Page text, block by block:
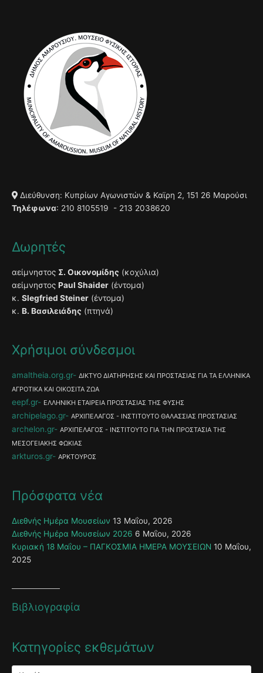
Διεύθυνση: Κυπρίων Αγωνιστών & Καϊρη 2, 151 26 Μαρούσι
Τηλέφωνα: 210 8105519 - 213 2038620
Δωρητές
αείμνηστος Σ. Οικονομίδης (κοχύλια)
αείμνηστος Paul Shaider (έντομα)
κ. Slegfried Steiner (έντομα)
κ. Β. Βασιλειάδης (πτηνά)
Χρήσιμοι σύνδεσμοι
amaltheia.org.gr
ΔΙΚΤΥΟ ΔΙΑΤΗΡΗΣΗΣ ΚΑΙ ΠΡΟΣΤΑΣΙΑΣ ΓΙΑ ΤΑ ΕΛΛΗΝΙΚΑ
ΑΓΡΟΤΙΚΑ ΚΑΙ ΟΙΚΟΣΙΤΑ ΖΩΑ
eepf.gr ΕΛΛΗΝΙΚΗ ΕΤΑΙΡΕΙΑ ΠΡΟΣΤΑΣΙΑΣ ΤΗΣ ΦΥΣΗΣ
archipelago.gr ΑΡΧΙΠΕΛΑΓΟΣ - ΙΝΣΤΙΤΟΥΤΟ ΘΑΛΑΣΣΙΑΣ ΠΡΟΣΤΑΣΙΑΣ
archelon.gr
ΑΡΧΙΠΕΛΑΓΟΣ - ΙΝΣΤΙΤΟΥΤΟ ΓΙΑ ΤΗΝ ΠΡΟΣΤΑΣΙΑ ΤΗΣ
ΜΕΣΟΓΕΙΑΚΗΣ ΦΩΚΙΑΣ
arkturos.gr ΑΡΚΤΟΥΡΟΣ
Πρόσφατα νέα
Διεθνής Ημέρα Μουσείων 13 Μαΐου, 2026
Διεθνής Ημέρα Μουσείων 2026 6 Μαΐου, 2026
Κυριακή 18 Μαΐου – ΠΑΓΚΟΣΜΙΑ ΗΜΕΡΑ ΜΟΥΣΕΙΩΝ 10 Μαΐου,
2025
Βιβλιογραφία
Κατηγορίες εκθεμάτων